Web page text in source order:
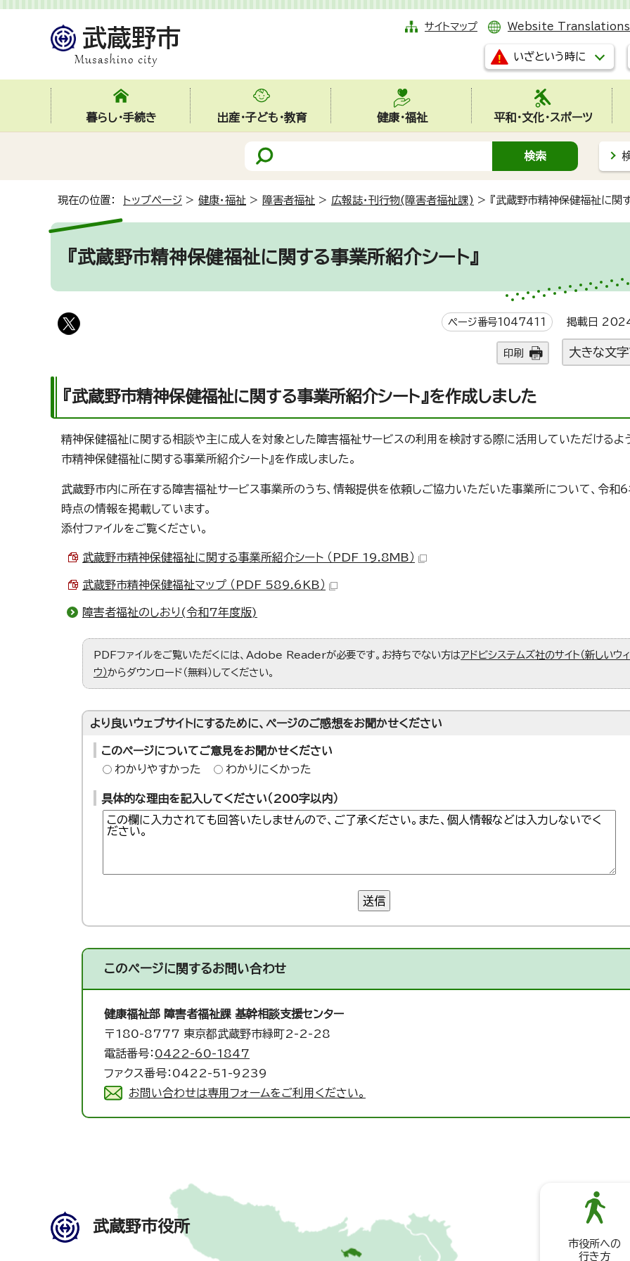
サイトマップ Website Translations
いざという時に
暮らし・手続き 出産・子ども・教育 健康・福祉 平和・文化・スポーツ
現在の位置： トップページ > 健康・福祉 > 障害者福祉 > 広報誌・刊行物(障害者福祉課) > 『武蔵野市精神保健福祉に関
『武蔵野市精神保健福祉に関する事業所紹介シート』
ページ番号1047411 掲載日
印刷 大きな文
『武蔵野市精神保健福祉に関する事業所紹介シート』を作成しました
精神保健福祉に関する相談や主に成人を対象とした障害福祉サービスの利用を検討する際に活用していただけるよう
市精神保健福祉に関する事業所紹介シート』を作成しました。
武蔵野市内に所在する障害福祉サービス事業所のうち、情報提供を依頼しご協力いただいた事業所について、令和
時点の情報を掲載しています。
添付ファイルをご覧ください。
武蔵野市精神保健福祉に関する事業所紹介シート （PDF 19.8MB）
武蔵野市精神保健福祉マップ （PDF 589.6KB）
障害者福祉のしおり(令和7年度版)
PDFファイルをご覧いただくには、Adobe Readerが必要です。お持ちでない方はアドビシステムズ社のサイト（新しいウ
ウ）からダウンロード（無料）してください。
より良いウェブサイトにするために、ページのご感想をお聞かせください
このページについてご意見をお聞かせください
わかりやすかった
わかりにくかった
具体的な理由を記入してください（200字以内）
送信
このページに関するお問い合わせ
健康福祉部 障害者福祉課 基幹相談支援センター
〒180-8777 東京都武蔵野市緑町2-2-28
電話番号： 0422-60-1847
ファクス番号：0422-51-9239
お問い合わせは専用フォームをご利用ください。
武蔵野市役所
市役所への
行き方